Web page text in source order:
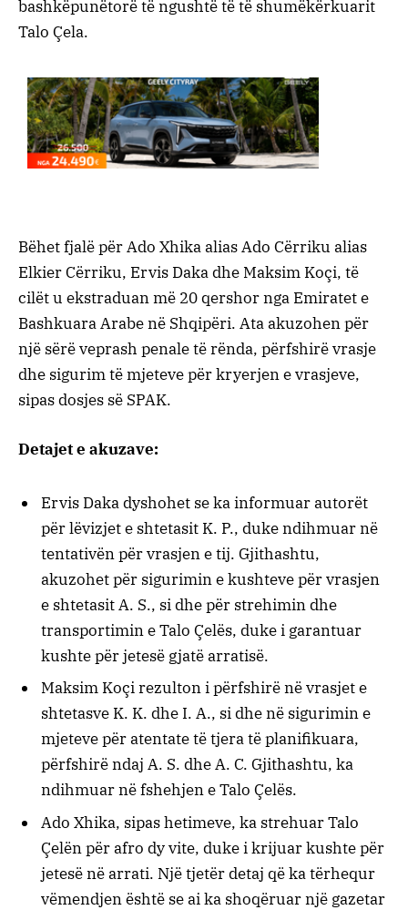
bashkëpunëtorë të ngushtë të të shumëkërkuarit
Talo Çela.
Bëhet fjalë për Ado Xhika alias Ado Cërriku alias
Elkier Cërriku, Ervis Daka dhe Maksim Koçi, të
cilët u ekstraduan më 20 qershor nga Emiratet e
Bashkuara Arabe në Shqipëri. Ata akuzohen për
një sërë veprash penale të rënda, përfshirë vrasje
dhe sigurim të mjeteve për kryerjen e vrasjeve,
sipas dosjes së SPAK.
Detajet e akuzave:
Ervis Daka dyshohet se ka informuar autorët
për lëvizjet e shtetasit K. P., duke ndihmuar në
tentativën për vrasjen e tij. Gjithashtu,
akuzohet për sigurimin e kushteve për vrasjen
e shtetasit A. S., si dhe për strehimin dhe
transportimin e Talo Çelës, duke i garantuar
kushte për jetesë gjatë arratisë.
Maksim Koçi rezulton i përfshirë në vrasjet e
shtetasve K. K. dhe I. A., si dhe në sigurimin e
mjeteve për atentate të tjera të planifikuara,
përfshirë ndaj A. S. dhe A. C. Gjithashtu, ka
ndihmuar në fshehjen e Talo Çelës.
Ado Xhika, sipas hetimeve, ka strehuar Talo
Çelën për afro dy vite, duke i krijuar kushte për
jetesë në arrati. Një tjetër detaj që ka tërhequr
vëmendjen është se ai ka shoqëruar një gazetar